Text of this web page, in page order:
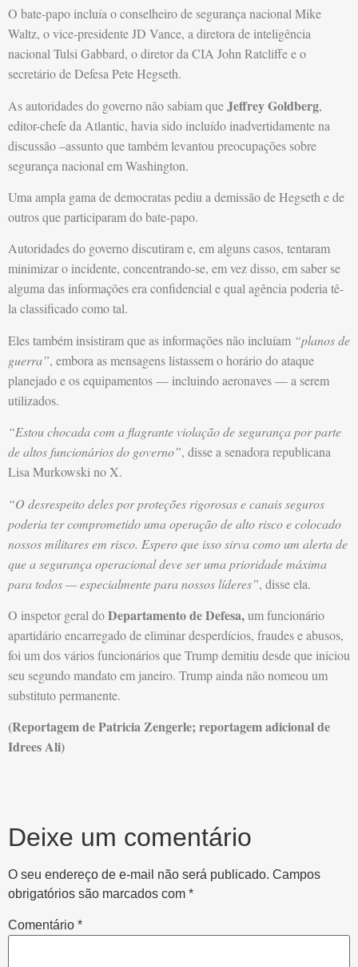
O bate-papo incluía o conselheiro de segurança nacional Mike
Waltz, o vice-presidente JD Vance, a diretora de inteligência
nacional Tulsi Gabbard, o diretor da CIA John Ratcliffe e o
secretário de Defesa Pete Hegseth.
As autoridades do governo não sabiam queJeffrey Goldberg,
editor-chefe da Atlantic, havia sido incluído inadvertidamente na
discussão –assunto que também levantou preocupações sobre
segurança nacional em Washington.
Uma ampla gama de democratas pediu a demissão de Hegseth e de
outros que participaram do bate-papo.
Autoridades do governo discutiram e, em alguns casos, tentaram
minimizar o incidente, concentrando-se, em vez disso, em saber se
alguma das informações era confidencial e qual agência poderia tê-
la classificado como tal.
Eles também insistiram que as informações não incluíam “planos de
guerra”, embora as mensagens listassem o horário do ataque
planejado e os equipamentos — incluindo aeronaves — a serem
utilizados.
“Estou chocada com a flagrante violação de segurança por parte
de altos funcionários do governo”, disse a senadora republicana
Lisa Murkowski no X.
“O desrespeito deles por proteções rigorosas e canais seguros
poderia ter comprometido uma operação de alto risco e colocado
nossos militares em risco. Espero que isso sirva como um alerta de
que a segurança operacional deve ser uma prioridade máxima
para todos — especialmente para nossos líderes”, disse ela.
O inspetor geral doDepartamento de Defesa,um funcionário
apartidário encarregado de eliminar desperdícios, fraudes e abusos,
foi um dos vários funcionários que Trump demitiu desde que iniciou
seu segundo mandato em janeiro. Trump ainda não nomeou um
substituto permanente.
(Reportagem de Patricia Zengerle; reportagem adicional de
Idrees Ali)
Deixe um comentário
O seu endereço de e-mail não será publicado. Campos
obrigatórios são marcados com *
Comentário *